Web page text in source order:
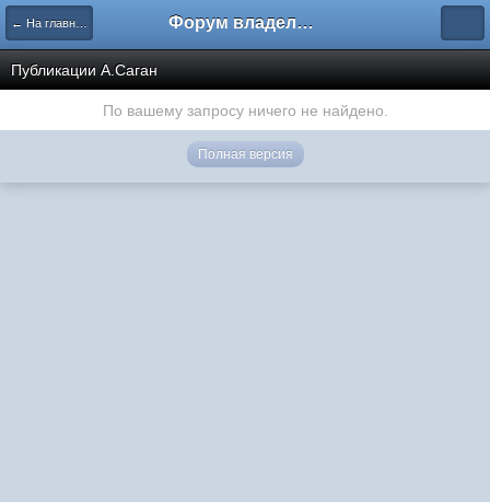
← На главную Форум владельцев интернет-магазинов
Публикации А.Саган
По вашему запросу ничего не найдено.
Полная версия